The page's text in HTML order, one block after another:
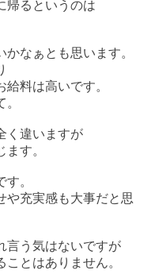
帰るというのは
なぁとも思います。
料は高いです。
く違いますが
す。
。
や充実感も大事だと思
言う気はないですが
とはありません。